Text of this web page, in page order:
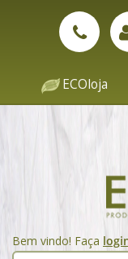
ECOloja
Bem vindo! Faça